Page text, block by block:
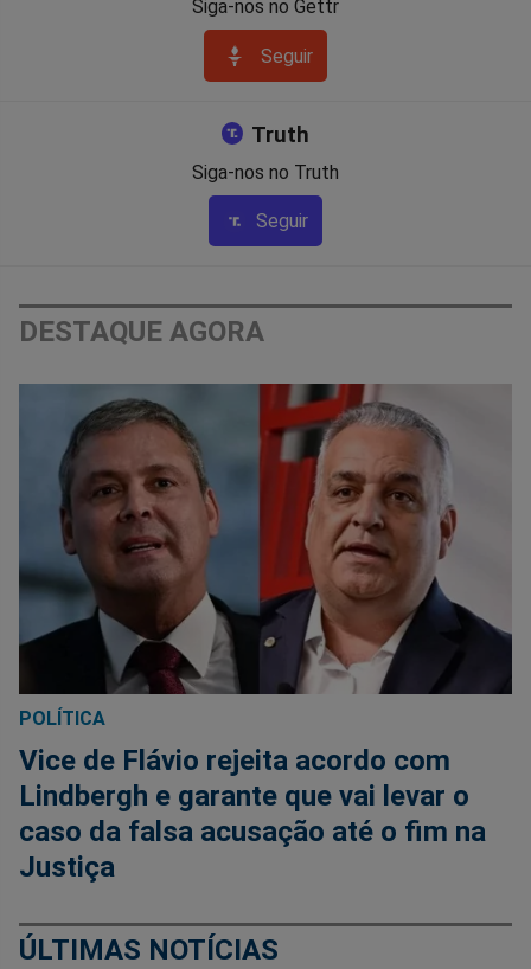
Siga-nos no Gettr
Seguir
Truth
Siga-nos no Truth
Seguir
DESTAQUE AGORA
POLÍTICA
Vice de Flávio rejeita acordo com
Lindbergh e garante que vai levar o
caso da falsa acusação até o fim na
Justiça
ÚLTIMAS NOTÍCIAS